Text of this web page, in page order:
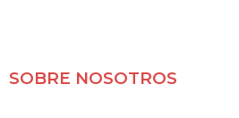
SOBRE NOSOTROS